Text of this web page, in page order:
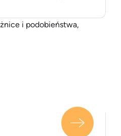
dzieci. Jak zareagować,
do domu z